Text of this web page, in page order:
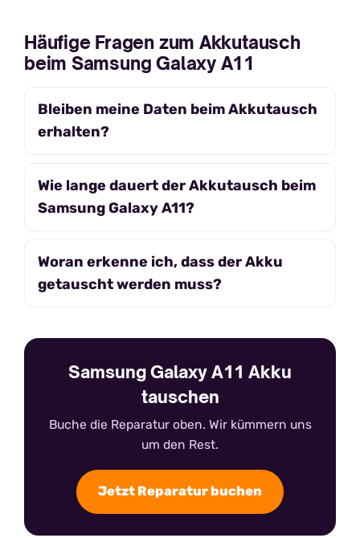
Häufige Fragen zum Akkutausch
beim Samsung Galaxy A11
Bleiben meine Daten beim Akkutausch
erhalten?
Wie lange dauert der Akkutausch beim
Samsung Galaxy A11?
Woran erkenne ich, dass der Akku
getauscht werden muss?
Samsung Galaxy A11 Akku
tauschen
Buche die Reparatur oben. Wir kümmern uns
um den Rest.
Jetzt Reparatur buchen